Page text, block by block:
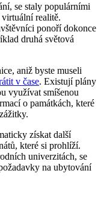
se staly populárními
realitě.
ponoří dokonce
druhá světová
aniž byste museli
v čase. Existují plány
využívat smíšenou
o památkách, které
získat další
které si prohlíží.
univerzitách, se
na ubytování